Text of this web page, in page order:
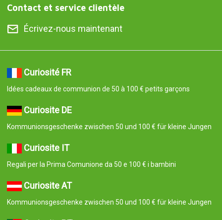
Contact et service clientèle
Écrivez-nous maintenant
Curiosité FR
Idées cadeaux de communion de 50 à 100 € petits garçons
Curiosite DE
Kommunionsgeschenke zwischen 50 und 100 € für kleine Jungen
Curiosite IT
Regali per la Prima Comunione da 50 e 100 € i bambini
Curiosite AT
Kommunionsgeschenke zwischen 50 und 100 € für kleine Jungen